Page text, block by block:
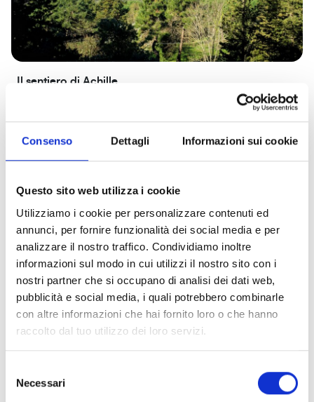
Consenso Dettagli Informazioni sui cookie
Questo sito web utilizza i cookie
Utilizziamo i cookie per personalizzare contenuti ed
annunci, per fornire funzionalità dei social media e per
analizzare il nostro traffico. Condividiamo inoltre
informazioni sul modo in cui utilizzi il nostro sito con i
nostri partner che si occupano di analisi dei dati web,
pubblicità e social media, i quali potrebbero combinarle
con altre informazioni che hai fornito loro o che hanno
raccolto dal tuo utilizzo dei loro servizi.
delNecessari
Il sentiero di Achille